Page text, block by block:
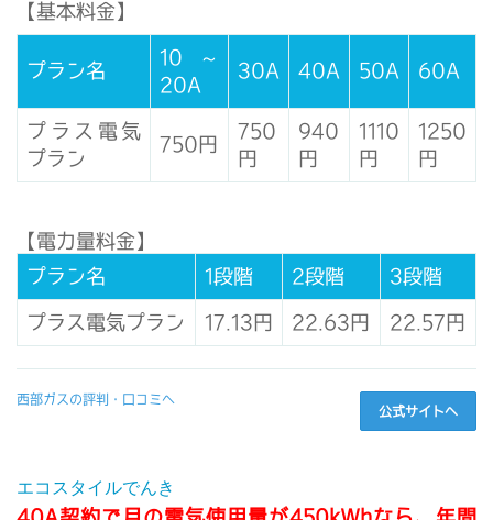
【基本料金】
プラン名
10～
20A
30A 40A 50A 60A
プラス電気
プラン
750円
750
円
940
円
1110
円
1250
円
【電力量料金】
プラン名
1段階 2段階 3段階
プラス電気プラン 17.13円 22.63円 22.57円
西部ガスの評判・口コミへ
公式サイトへ
エコスタイルでんき